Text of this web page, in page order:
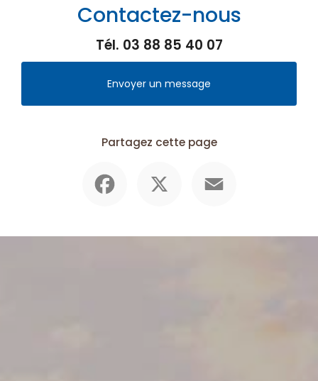
Contactez-nous
Tél. 03 88 85 40 07
Envoyer un message
Partagez cette page